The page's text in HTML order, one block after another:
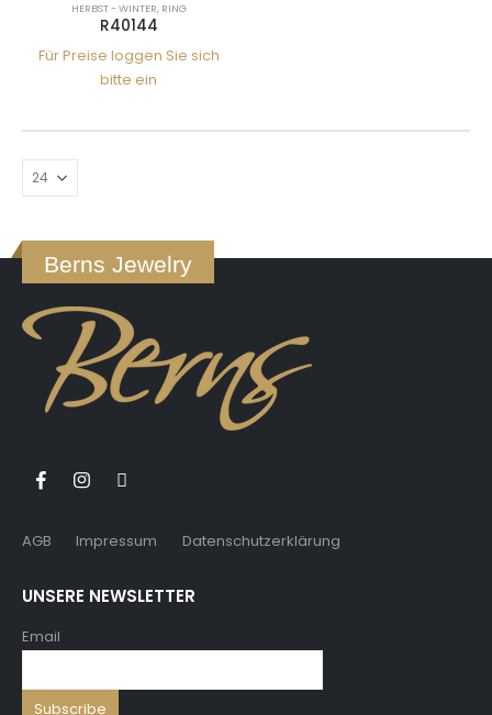
HERBST - WINTER, RING
R40144
Für Preise loggen Sie sich
bitte ein
Berns Jewelry
AGB Impressum Datenschutzerklärung
UNSERE NEWSLETTER
Email